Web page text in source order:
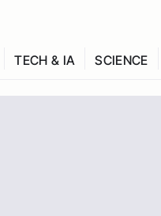
TECH & IA SCIENCE